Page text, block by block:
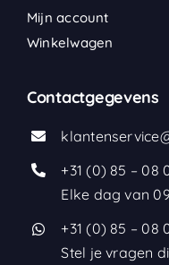
Mijn account
Winkelwagen
Contactgegevens
+31 (0) 85 – 08
Elke dag van
+31 (0) 85 – 08
Stel je vragen